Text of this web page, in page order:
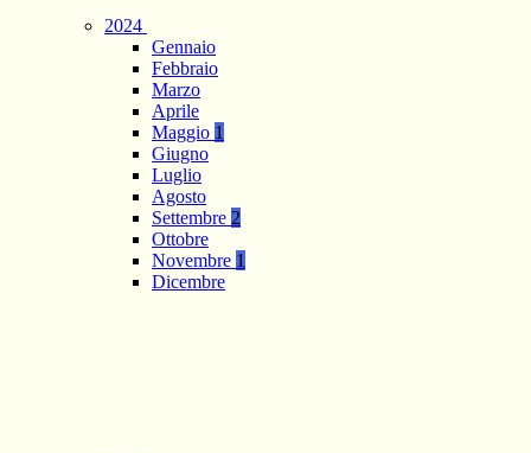
2024
Gennaio
Febbraio
Marzo
Aprile
Maggio 1
Giugno
Luglio
Agosto
Settembre 2
Ottobre
Novembre 1
Dicembre